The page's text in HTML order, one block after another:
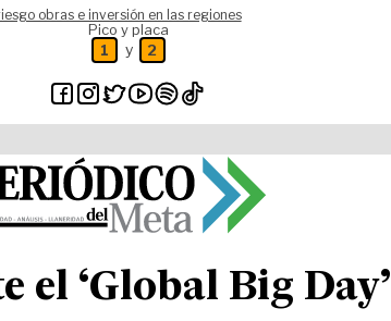
obras e inversión en las regiones
Pico y placa
1 y 2
‘Global Big Day’